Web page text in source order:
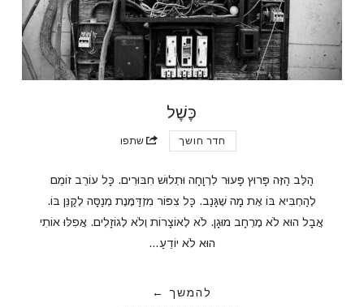
כֶּשֶׁל
חדר חושך שתפו
הַלֵּב הַזֶּה פָּרוּץ פָּעוּר לִרְוָחָה וּתְלוּשׁ חִבּוּרִים. כָּל עוֹרֵב זוֹמֵם
לְהַחְבִּיא בּוֹ אֶת מָה שֶׁגָּנַב. כָּל צִפּוֹר מִזְדַּמֶּנֶת מְנַסָּה לְקַנֵּן בּוֹ.
אֲבָל הוּא לֹא מֶרְחָב מוּגָן. לֹא לְאוֹצָרוֹת וְלֹא לְגוֹזָלִים. אֲפִלּוּ אוֹתִי
הוּא לֹא יוֹדֵעַ…
להמשך